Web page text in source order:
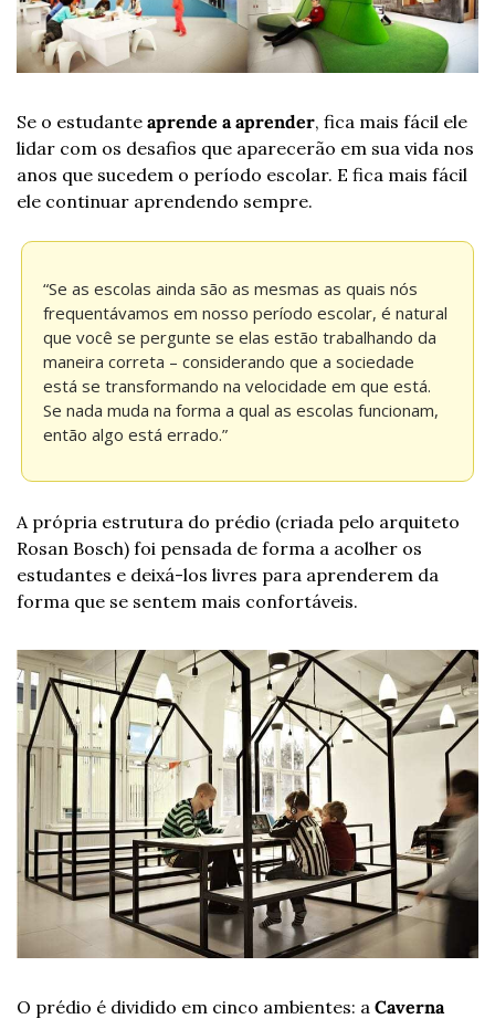
Se o estudante aprende a aprender, fica mais fácil ele
lidar com os desafios que aparecerão em sua vida nos
anos que sucedem o período escolar. E fica mais fácil
ele continuar aprendendo sempre.
“Se as escolas ainda são as mesmas as quais nós
frequentávamos em nosso período escolar, é natural
que você se pergunte se elas estão trabalhando da
maneira correta – considerando que a sociedade
está se transformando na velocidade em que está.
Se nada muda na forma a qual as escolas funcionam,
então algo está errado.”
A própria estrutura do prédio (criada pelo arquiteto
Rosan Bosch) foi pensada de forma a acolher os
estudantes e deixá-los livres para aprenderem da
forma que se sentem mais confortáveis.
O prédio é dividido em cinco ambientes: a Caverna